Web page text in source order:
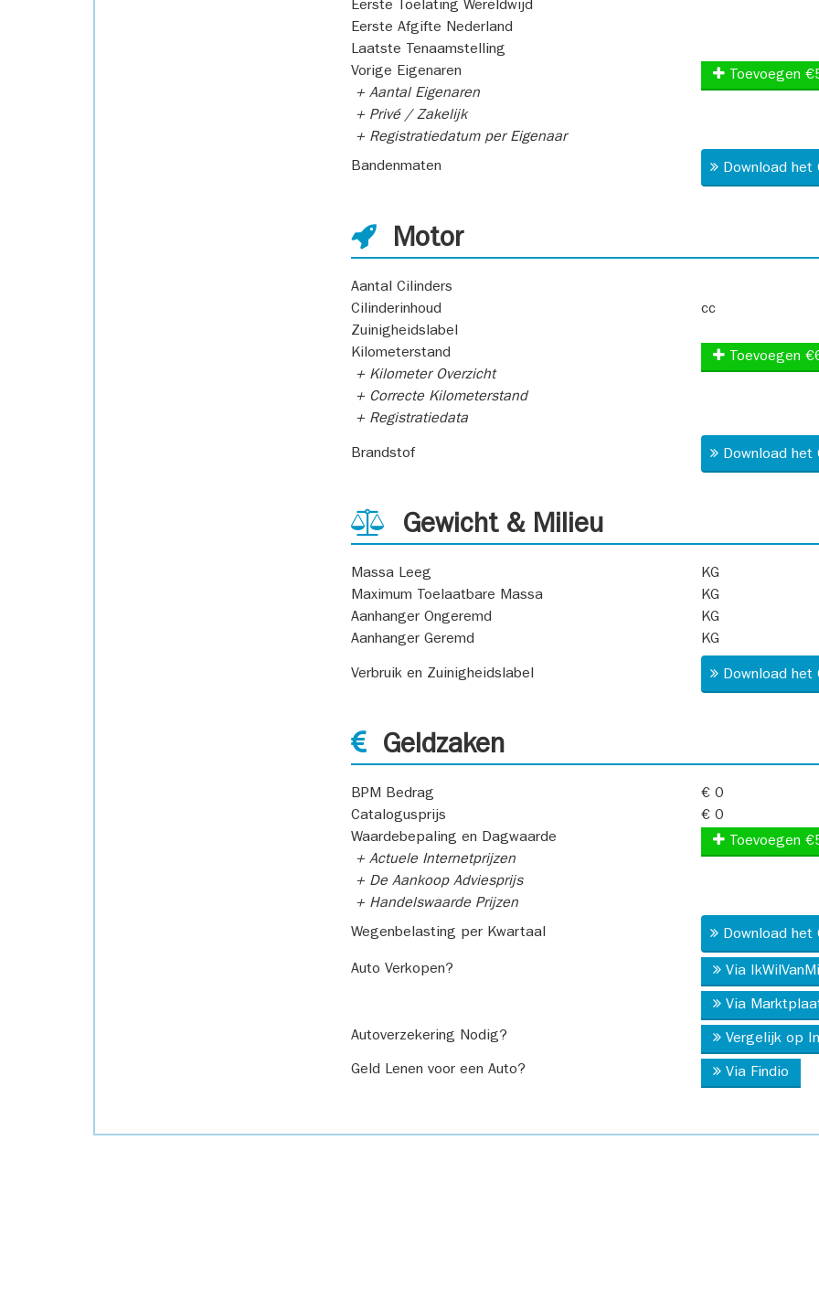
Eerste Toelating Wereldwijd
Eerste Afgifte Nederland
Laatste Tenaamstelling
Vorige Eigenaren
+ Aantal Eigenaren
+ Privé / Zakelijk
+ Registratiedatum per Eigenaar
Toevoegen
Bandenmaten Download
Motor
Aantal Cilinders
Cilinderinhoud
cc
Zuinigheidslabel
Kilometerstand
+ Kilometer Overzicht
+ Correcte Kilometerstand
+ Registratiedata
Toevoegen
Brandstof Download
Gewicht & Milieu
Massa Leeg
KG
Maximum Toelaatbare Massa
KG
Aanhanger Ongeremd
KG
Aanhanger Geremd
KG
Verbruik en Zuinigheidslabel Download
Geldzaken
BPM Bedrag
€ 0
Catalogusprijs
€ 0
Waardebepaling en Dagwaarde
+ Actuele Internetprijzen
+ De Aankoop Adviesprijs
+ Handelswaarde Prijzen
Toevoegen
Wegenbelasting per Kwartaal Download
Auto Verkopen? Via
Via
Autoverzekering Nodig? Vergelijk op
Geld Lenen voor een Auto? Via Findio